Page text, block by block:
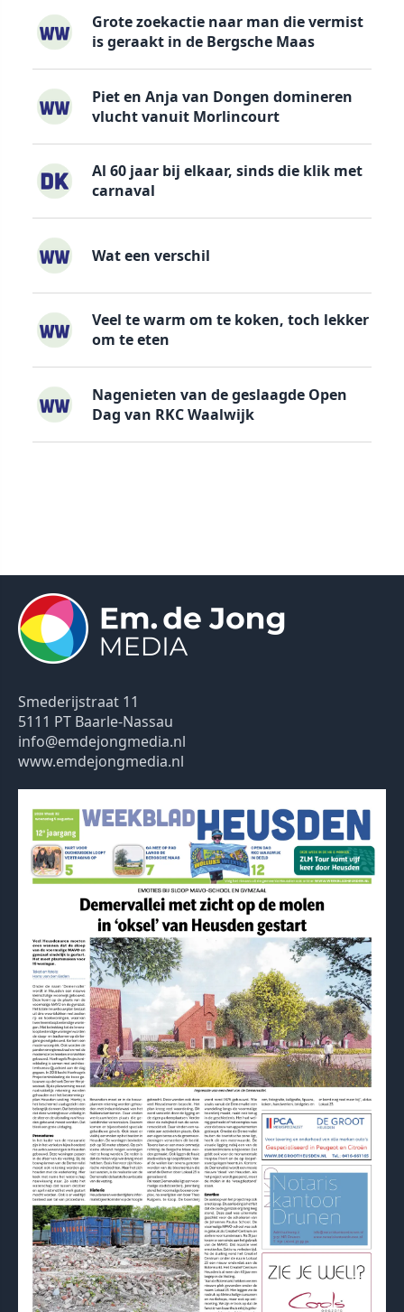
Grote zoekactie naar man die vermist
is geraakt in de Bergsche Maas
Piet en Anja van Dongen domineren
vlucht vanuit Morlincourt
Al 60 jaar bij elkaar, sinds die klik met
carnaval
Wat een verschil
Veel te warm om te koken, toch lekker
om te eten
Nagenieten van de geslaagde Open
Dag van RKC Waalwijk
Smederijstraat 11
5111 PT Baarle-Nassau
info@emdejongmedia.nl
www.emdejongmedia.nl